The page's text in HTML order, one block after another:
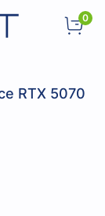
0
RTX 5070